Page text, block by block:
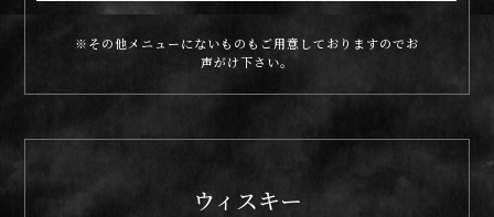
※その他メニューにないものもご用意しておりますのでお
声がけ下さい。
ウィスキー